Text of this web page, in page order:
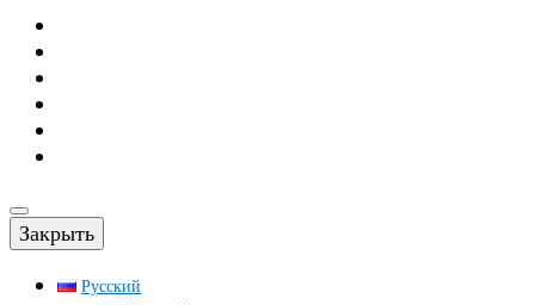
Закрыть
Русский